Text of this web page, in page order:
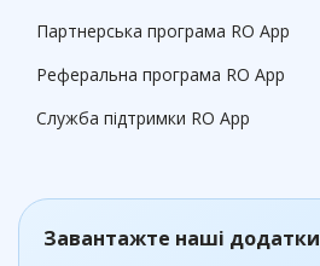
Партнерська програма RO App
Реферальна програма RO App
Служба підтримки RO App
Завантажте наші додатки